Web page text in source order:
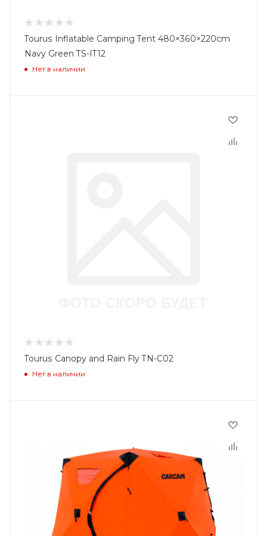
Tourus Inflatable Camping Tent 480×360×220cm
Navy Green TS-IT12
Нет в наличии
Tourus Canopy and Rain Fly TN-C02
Нет в наличии